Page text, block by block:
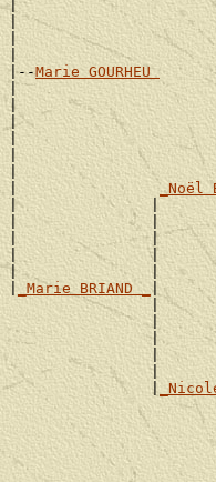
|
|
|
|
|--Marie GOURHEU
|
|
|
|
|
| _Noël
|               |
|               |
|               |
|               |
|               |
_Marie BRIAND _ |
|
|
|
                |